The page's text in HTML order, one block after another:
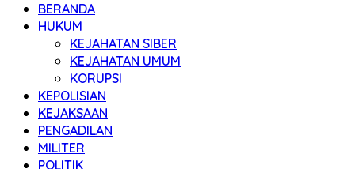
BERANDA
HUKUM
KEJAHATAN SIBER
KEJAHATAN UMUM
KORUPSI
KEPOLISIAN
KEJAKSAAN
PENGADILAN
MILITER
POLITIK